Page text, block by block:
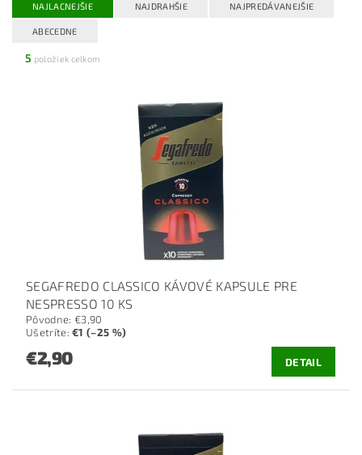
NAJLACNEJŠIE NAJDRAHŠIE NAJPREDÁVANEJŠIE
ABECEDNE
5 položiek celkom
SEGAFREDO CLASSICO KÁVOVÉ KAPSULE PRE
NESPRESSO 10 KS
Pôvodne: €3,90
Ušetríte:€1 (–25 %)
€2,90 DETAIL